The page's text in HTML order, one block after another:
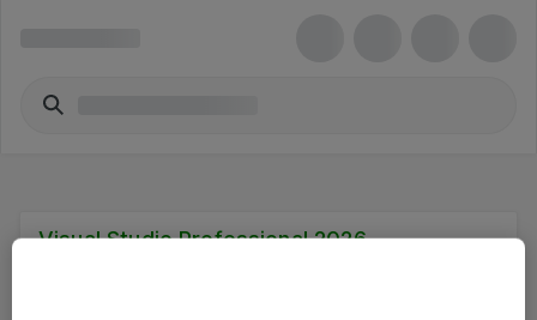
Visual Studio Professional 2026